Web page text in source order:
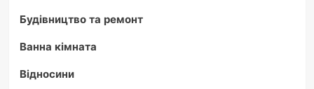
Будівництво та ремонт
Ванна кімната
Відносини